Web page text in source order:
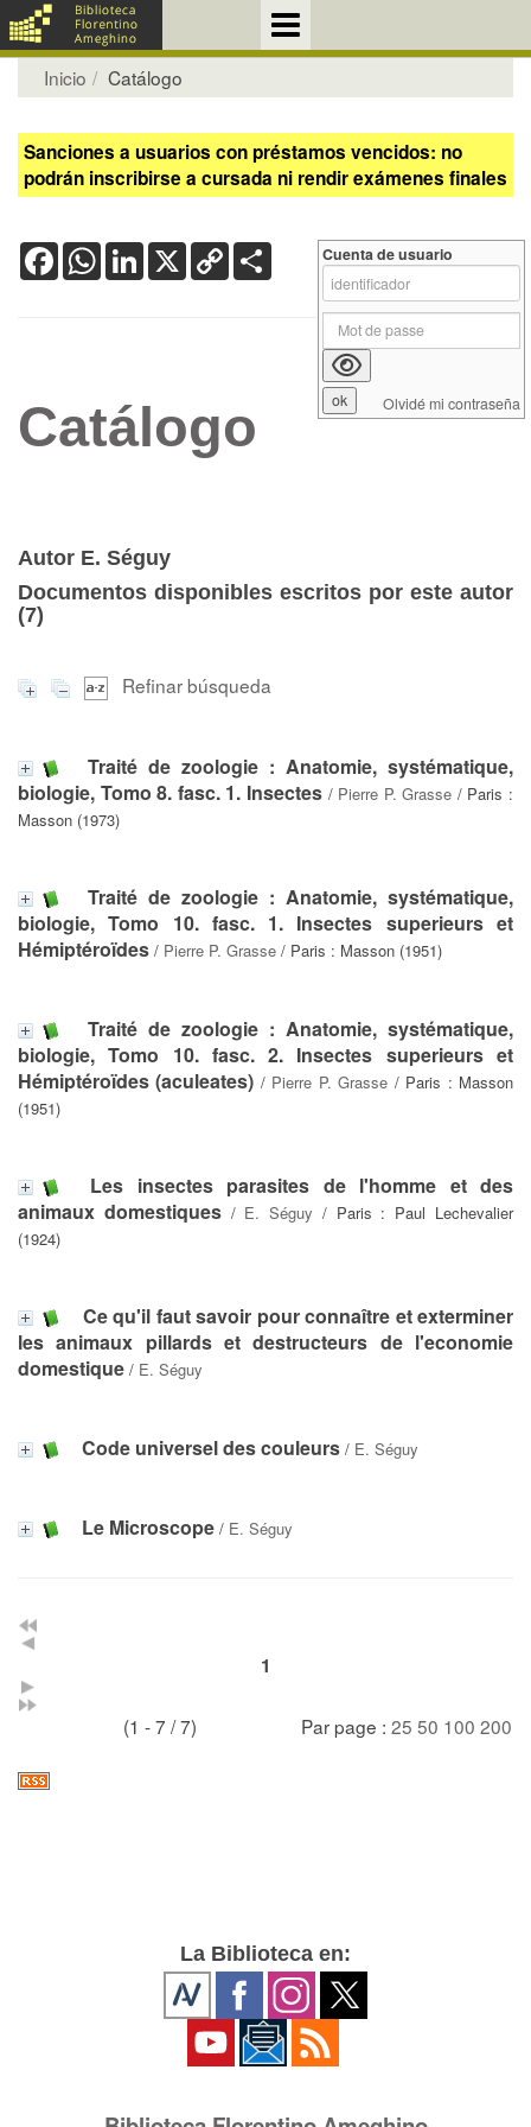
Inicio Catálogo
Sanciones a usuarios con préstamos vencidos: no
podrán inscribirse a cursada ni rendir exámenes finales
FacebookWhatsApp
LinkedIn
X Copy
Link
Catálogo
Autor E. Séguy
Documentos disponibles escritos por este autor
(7)
Refinar búsqueda
Traité de zoologie : Anatomie, systématique,
biologie, Tomo 8. fasc. 1. Insectes/ Pierre P. Grasse / Paris :
Masson (1973)
Traité de zoologie : Anatomie, systématique,
biologie, Tomo 10. fasc. 1. Insectes superieurs et
Hémiptéroïdes / Pierre P. Grasse / Paris : Masson (1951)
Traité de zoologie : Anatomie, systématique,
biologie, Tomo 10. fasc. 2. Insectes superieurs et
Hémiptéroïdes (aculeates) / Pierre P. Grasse / Paris : Masson
(1951)
Les insectes parasites de l'homme et des
animaux domestiques/ E. Séguy / Paris : Paul Lechevalier
(1924)
Ce qu'il faut savoir pour connaître et exterminer
les animaux pillards et destructeurs de l'economie
domestique / E. Séguy
Code universel des couleurs / E. Séguy
Le Microscope / E. Séguy
1
(1 - 7 / 7) Par page : 25 50 100 200
Cuenta de usuario
Olvidé mi contraseña
La Biblioteca en: